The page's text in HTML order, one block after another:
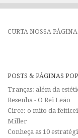
CURTA NOSSA
POSTS & PÁGINAS
Tranças: além da
Resenha - O Rei Leão
Circe: o mito da
Miller
Conheça as 10